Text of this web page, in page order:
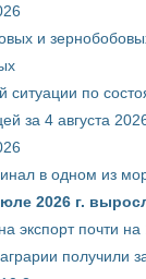
и
по
за 4 августа
в одном из
2026 г.
экспорт почти
получили